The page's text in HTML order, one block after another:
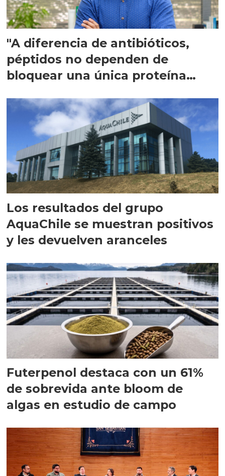
"A diferencia de antibióticos,
péptidos no dependen de
bloquear una única proteína
Los resultados del grupo
AquaChile se muestran positivos
y les devuelven aranceles
Futerpenol destaca con un 61%
de sobrevida ante bloom de
algas en estudio de campo